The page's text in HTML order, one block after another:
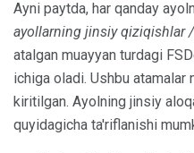
Ayni paytda, har qanday
ayollarning jinsiy qiziqishlar
atalgan muayyan turdagi
ichiga oladi. Ushbu
kiritilgan. Ayolning jinsiy
quyidagicha ta'riflanishi